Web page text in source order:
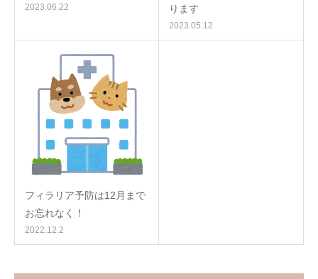
2023.06.22
ります
2023.05.12
フィラリア予防は12月まで
お忘れなく！
2022.12.2